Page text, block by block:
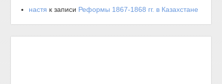
настя к записи Реформы 1867-1868 гг. в Казахстане